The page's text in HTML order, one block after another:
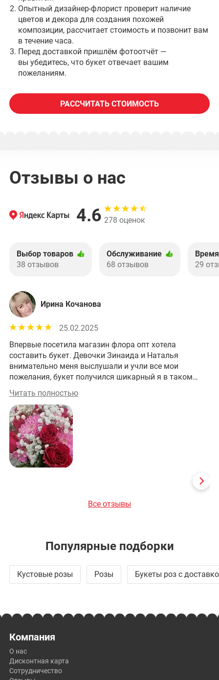
Опытный дизайнер-флорист проверит наличие
цветов и декора для создания похожей
композиции, рассчитает стоимость и позвонит вам
в течение часа.
Перед доставкой пришлём фотоотчёт —
вы убедитесь, что букет отвечает вашим
пожеланиям.
РАССЧИТАТЬ СТОИМОСТЬ
Отзывы о нас
Все отзывы
4.6 278 оценок
Выбор товаров
38 отзывов
Обслуживание
68 отзывов
29
Ирина Кочанова
25.02.2025
Впервые посетила магазин флора опт хотела
составить букет. Девочки Зинаида и Наталья
внимательно меня выслушали и учли все мои
пожелания, букет получился шикарный я в таком
восторге спасибо вам большое.
Читать полностью
Популярные подборки
Кустовые розы Розы Букеты роз с
Компания
О нас
Дисконтная карта
Сотрудничество